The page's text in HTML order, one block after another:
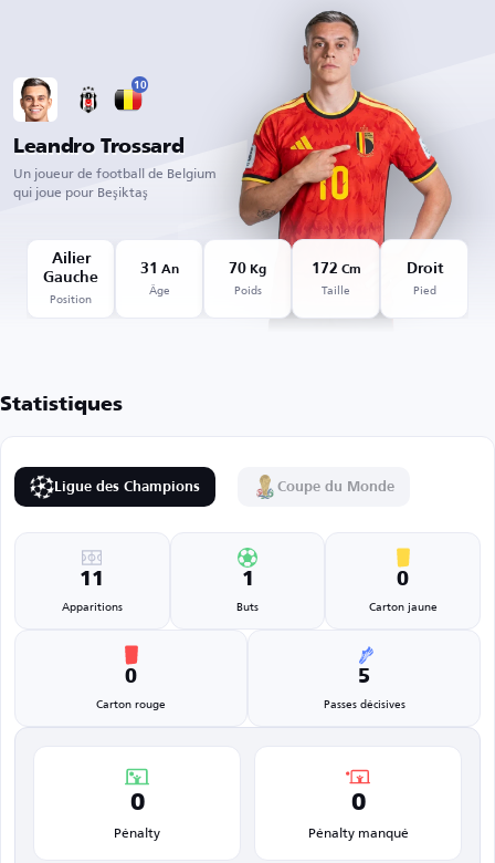
10
Leandro Trossard
Un joueur de football de Belgium
qui joue pour Beşiktaş
Ailier
Gauche
Position
31 An
Âge
70 Kg
Poids
172 Cm
Taille
Droit
Pied
Statistiques
Ligue des Champions Coupe du Monde
11
Apparitions
1
Buts
0
Carton jaune
0
Carton rouge
5
Passes décisives
0
Pénalty
0
Pénalty manqué